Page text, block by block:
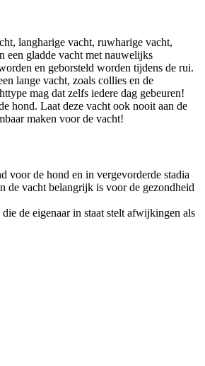
langharige vacht, ruwharige vacht,
een gladde vacht met nauwelijks
en geborsteld worden tijdens de rui.
lange vacht, zoals collies en de
mag dat zelfs iedere dag gebeuren!
hond. Laat deze vacht ook nooit aan de
maken voor de vacht!
voor de hond en in vergevorderde stadia
de vacht belangrijk is voor de gezondheid
de eigenaar in staat stelt afwijkingen als